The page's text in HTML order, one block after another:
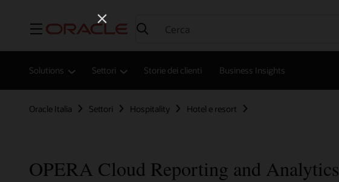
Menu
Solutions Settori Storie dei clienti Business Insights
Oracle Italia Settori Hospitality Hotel e resort
OPERA Cloud Reporting and Analytics